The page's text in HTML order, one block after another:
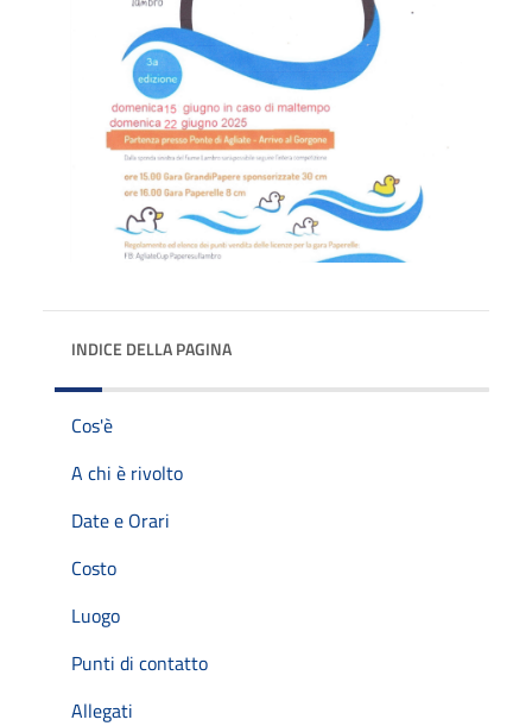
INDICE DELLA PAGINA
Cos'è
A chi è rivolto
Date e Orari
Costo
Luogo
Punti di contatto
Allegati